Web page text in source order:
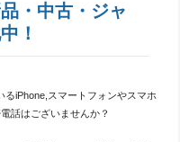
・中古・ジャ
！
iPhone,スマートフォンやスマホ
話はございませんか？